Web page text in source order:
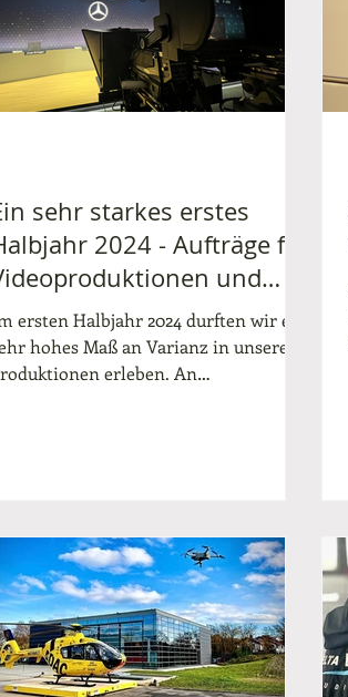
sehr starkes erstes
2024 - Aufträge für
und
Übertragungen führten
durch ganz
ersten Halbjahr 2024 durften wir ein
hohes Maß an Varianz in unseren
erleben. An